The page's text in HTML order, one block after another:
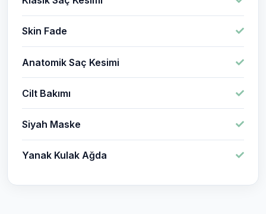
Skin Fade
Anatomik Saç Kesimi
Cilt Bakımı
Siyah Maske
Yanak Kulak Ağda